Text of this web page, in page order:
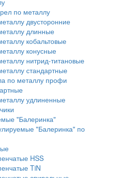
по металлу
двусторонние
длинные
кобальтовые
конусные
нитрид-титановые
стандартные
по металлу профи
удлиненные
"Балеринка"
"Балеринка" по
HSS
TiN